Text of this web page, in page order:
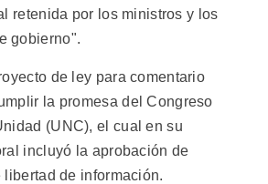
retenida por los ministros y los
gobierno".
de ley para comentario
la promesa del Congreso
(UNC), el cual en su
incluyó la aprobación de
libertad de información.